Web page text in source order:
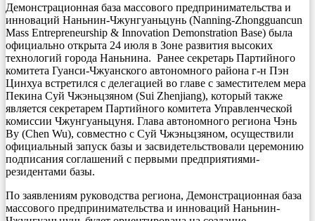
Демонстрационная база массового предпринимательства и
инноваций Наньнин-Чжунгуаньцунь (Nanning-Zhongguancun
Mass Entrepreneurship & Innovation Demonstration Base) была
официально открыта 24 июля в Зоне развития высоких
технологий города Наньнина. Ранее секретарь Партийного
комитета Гуанси-Чжуанского автономного района г-н Пэн
Цинхуа встретился с делегацией во главе с заместителем мера
Пекина Суй Чжэньцзяном (Sui Zhenjiang), который также
является секретарем Партийного комитета Управленческой
комиссии Чжунгуаньцуня. Глава автономного региона Чэнь
Ву (Chen Wu), совместно с Суй Чжэньцзяном, осуществили
официальный запуск базы и засвидетельствовали церемонию
подписания соглашений с первыми предприятиями-
резидентами базы.
По заявлениям руководства региона, Демонстрационная база
массового предпринимательства и инноваций Наньнин-